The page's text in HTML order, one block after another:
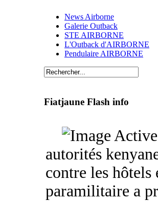
News Airborne
Galerie Outback
STE AIRBORNE
L'Outback d'AIRBORNE
Pendulaire AIRBORNE
Fiatjaune Flash info
autorités
contre les
paramilitaire a